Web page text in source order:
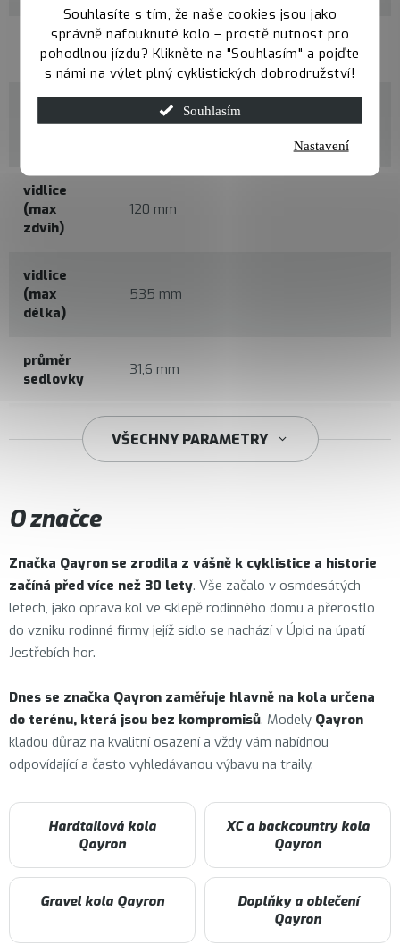
Souhlasíte s tím, že naše cookies jsou jako
správně nafouknuté kolo – prostě nutnost pro
pohodlnou jízdu? Klikněte na "Souhlasím" a pojďte
s námi na výlet plný cyklistických dobrodružství!
Souhlasím
Nastavení
průměr
kol
29"
šířka
2,5"
vidlice
(max
zdvih)
120 mm
vidlice
(max
délka)
535 mm
průměr
sedlovky
31,6 mm
34,9 mm
VŠECHNY PARAMETRY
O značce
Značka Qayron se zrodila z vášně k cyklistice a historie
začíná před více než 30 lety. Vše začalo v osmdesátých
letech, jako oprava kol ve sklepě rodinného domu a přerostlo
do vzniku rodinné firmy jejíž sídlo se nachází v Úpici na úpatí
Jestřebích hor.
Dnes se značka Qayron zaměřuje hlavně na kola určena
do terénu, která jsou bez kompromisů. Modely Qayron
kladou důraz na kvalitní osazení a vždy vám nabídnou
odpovídající a často vyhledávanou výbavu na traily.
Hardtailová kola
Qayron
XC a backcountry kola
Qayron
Gravel kola Qayron
Doplňky a oblečení
Qayron